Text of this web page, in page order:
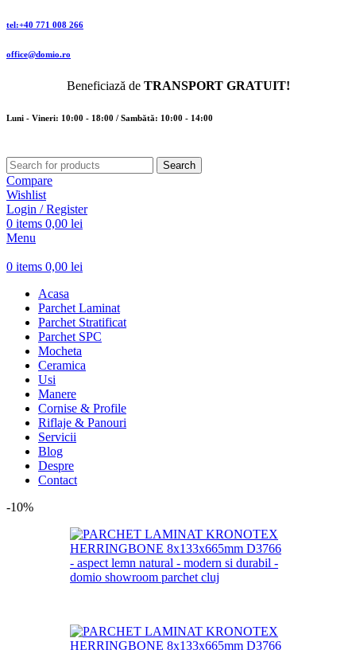
tel:+40 771 008 266
office@domio.ro
Beneficiază de TRANSPORT GRATUIT!
Luni - Vineri: 10:00 - 18:00 / Sambătă: 10:00 - 14:00
Search
Compare
Wishlist
Login / Register
0 items 0,00 lei
Menu
0 items 0,00 lei
Acasa
Parchet Laminat
Parchet Stratificat
Parchet SPC
Mocheta
Ceramica
Usi
Manere
Cornise & Profile
Riflaje & Panouri
Servicii
Blog
Despre
Contact
-10%